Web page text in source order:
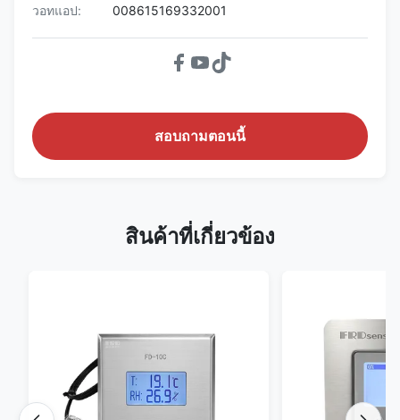
วอทแอป:
008615169332001
สอบถามตอนนี้
สินค้าที่เกี่ยวข้อง